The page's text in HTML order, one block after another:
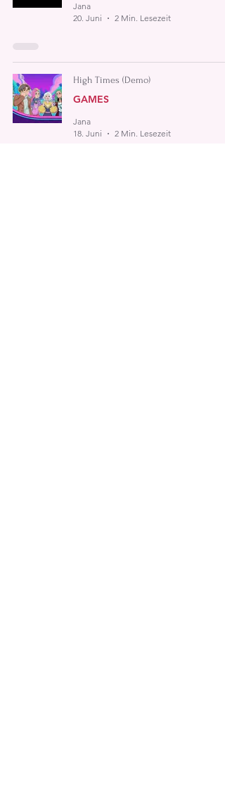
Jana
20. Juni
2 Min. Lesezeit
High Times (Demo)
GAMES
Jana
18. Juni
2 Min. Lesezeit